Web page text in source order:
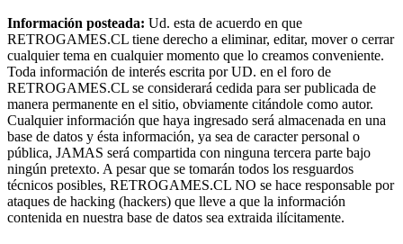
Información posteada: Ud. esta de acuerdo en que
RETROGAMES.CL tiene derecho a eliminar, editar, mover o cerrar
cualquier tema en cualquier momento que lo creamos conveniente.
Toda información de interés escrita por UD. en el foro de
RETROGAMES.CL se considerará cedida para ser publicada de
manera permanente en el sitio, obviamente citándole como autor.
Cualquier información que haya ingresado será almacenada en una
base de datos y ésta información, ya sea de caracter personal o
pública, JAMAS será compartida con ninguna tercera parte bajo
ningún pretexto. A pesar que se tomarán todos los resguardos
técnicos posibles, RETROGAMES.CL NO se hace responsable por
ataques de hacking (hackers) que lleve a que la información
contenida en nuestra base de datos sea extraida ilícitamente.